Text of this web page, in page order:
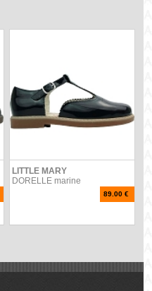
LITTLE MARY
DORELLE marine
89.00 €